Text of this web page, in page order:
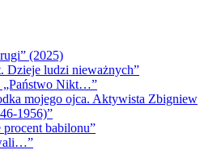
(2025)
Dzieje ludzi nieważnych”
„Państwo Nikt…”
mojego ojca. Aktywista Zbigniew
1956)”
babilonu”